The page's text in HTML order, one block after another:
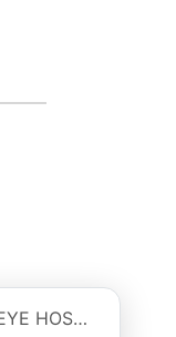
DND INTERNATIONAL EYE HOSPITAL